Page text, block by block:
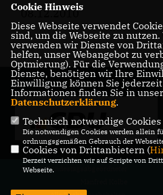
08.12.2010
@2026 Bundestagsabgeordneter
Cookie Hinweis
Diese Webseite verwendet
sind, um die Webseite zu
verwenden wir Dienste von
helfen, unser Webangebot zu
Optmierung). Für die
Dienste, benötigen wir Ihre
Einwilligung können Sie
Informationen finden Sie in
Datenschutzerklärung.
Technisch notwendige Cookies
Die notwendigen Cookies werden allein
ordnungsgemäßen Gebrauch der
Cookies von Drittanbietern (
Derzeit verzichten wir auf Scripte von
Webseite.